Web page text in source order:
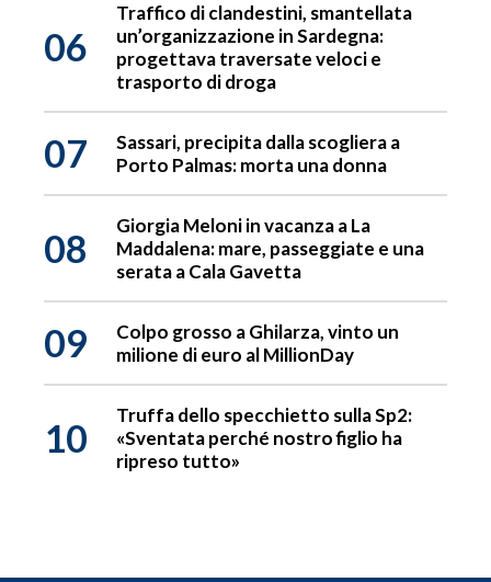
06
Traffico di clandestini, smantellata
un’organizzazione in Sardegna:
progettava traversate veloci e
trasporto di droga
07
Sassari, precipita dalla scogliera a
Porto Palmas: morta una donna
08
Giorgia Meloni in vacanza a La
Maddalena: mare, passeggiate e una
serata a Cala Gavetta
09
Colpo grosso a Ghilarza, vinto un
milione di euro al MillionDay
10
Truffa dello specchietto sulla Sp2:
«Sventata perché nostro figlio ha
ripreso tutto»